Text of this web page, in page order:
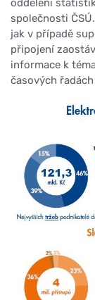
oddělení
společnosti
jak v případě
připojení
informace k
časových